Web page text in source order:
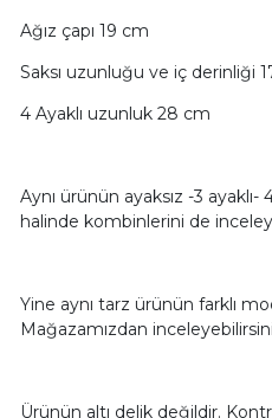
Ağız çapı 19 cm
Saksı uzunluğu ve iç derinliği
4 Ayaklı uzunluk 28 cm
Aynı ürünün ayaksız -3
halinde kombinlerini de
Yine aynı tarz ürünün farklı
Mağazamızdan
Ürünün altı delik değildir.